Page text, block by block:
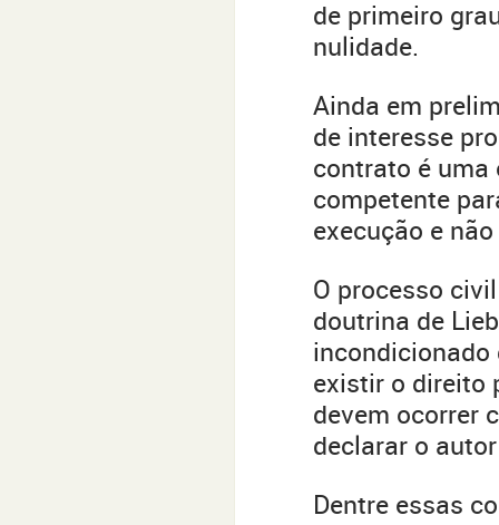
de primeiro
nulidade.
Ainda em
de interesse
contrato é uma
competente
execução e
O processo
doutrina de
incondicionado
existir o direito
devem ocorrer
declarar o
Dentre essas